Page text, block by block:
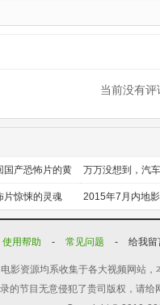
当前没有评
国产恐怖片的黄
代
万万没想到，汽
能干这个？
片惊悚的灵魂 2015年7月内地
前瞻
使用帮助
- 常见问题 - 给我留
影资源均系收集于各大视频网站
的节目无意侵犯了贵司版权，请给